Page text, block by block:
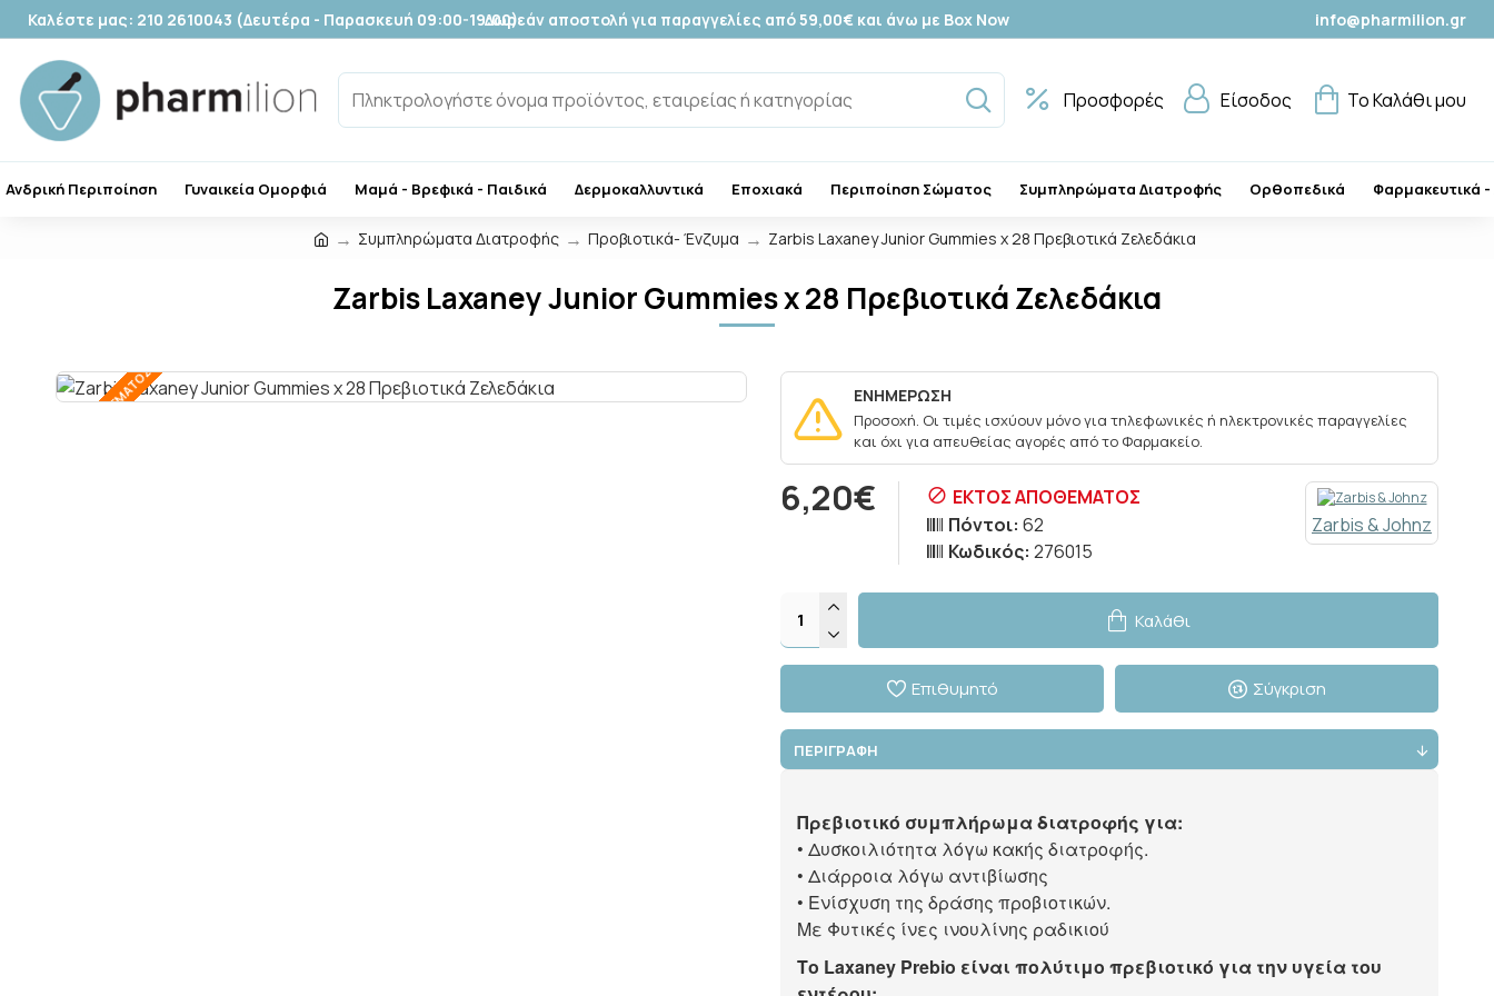
Καλέστε μας: 210 2610043 (Δευτέρα - Παρασκευή 09:00-19:00)Δωρεάν αποστολή για παραγγελίες από 59,00€ και άνω με Box Now info@pharmilion.gr
Προσφορές Είσοδος Το Καλάθι μου
Ανδρική Περιποίηση Γυναικεία Ομορφιά Μαμά - Βρεφικά - Παιδικά Δερμοκαλλυντικά Εποχιακά Περιποίηση Σώματος Συμπληρώματα Διατροφής Ορθοπεδικά Φαρμακευτικά -
Συμπληρώματα Διατροφής Προβιοτικά- Ένζυμα Zarbis Laxaney Junior Gummies x 28 Πρεβιοτικά Ζελεδάκια
Zarbis Laxaney Junior Gummies x 28 Πρεβιοτικά Ζελεδάκια
ΕΚΤΌΣ ΑΠΟΘΈΜΑΤΟΣ ΕΝΗΜΕΡΩΣΗ
Προσοχή. Οι τιμές ισχύουν μόνο για τηλεφωνικές ή ηλεκτρονικές παραγγελίες
και όχι για απευθείας αγορές από το Φαρμακείο.
6,20€
ΕΚΤΌΣ ΑΠΟΘΈΜΑΤΟΣ
Πόντοι: 62
Κωδικός: 276015
Zarbis & Johnz
Καλάθι
Επιθυμητό Σύγκριση
ΠΕΡΙΓΡΑΦΗ
Πρεβιοτικό συμπλήρωμα διατροφής για:
• Δυσκοιλιότητα λόγω κακής διατροφής.
• Διάρροια λόγω αντιβίωσης
• Ενίσχυση της δράσης προβιοτικών.
Με Φυτικές ίνες ινουλίνης ραδικιού
Το Laxaney Prebio είναι πολύτιμο πρεβιοτικό για την υγεία του